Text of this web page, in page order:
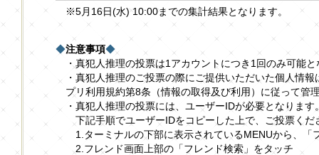
※5月16日(水) 10:00までの集計結果となります。
◆注意事項◆
・真犯人推理の投票は1アカウントにつき1回のみ可能
・真犯人推理のご投票の際にご提供いただいた個人情
プリ利用規約第8条（情報の取得及び利用）に従って管
・真犯人推理の投票には、ユーザーIDが必要となります
下記手順でユーザーIDをコピーした上で、ご投票くだ
1.ターミナルの下部に表示されているMENUから、「
2.フレンド画面上部の「フレンド検索」をタッチ